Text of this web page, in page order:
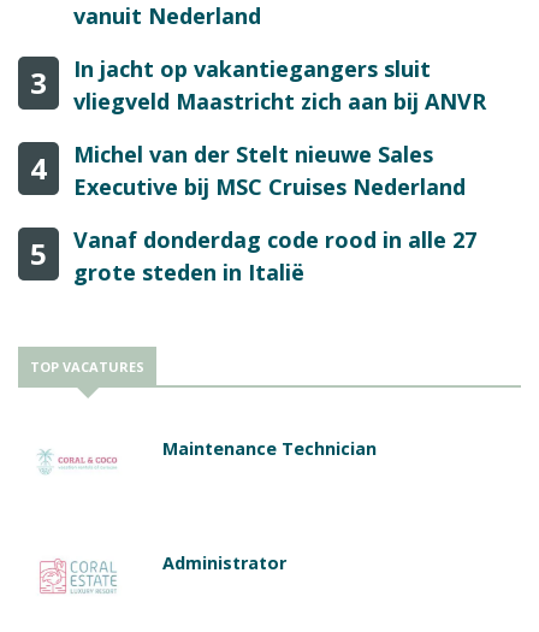
vanuit Nederland
3
In jacht op vakantiegangers sluit
vliegveld Maastricht zich aan bij ANVR
4
Michel van der Stelt nieuwe Sales
Executive bij MSC Cruises Nederland
5
Vanaf donderdag code rood in alle 27
grote steden in Italië
TOP VACATURES
Maintenance Technician
Administrator